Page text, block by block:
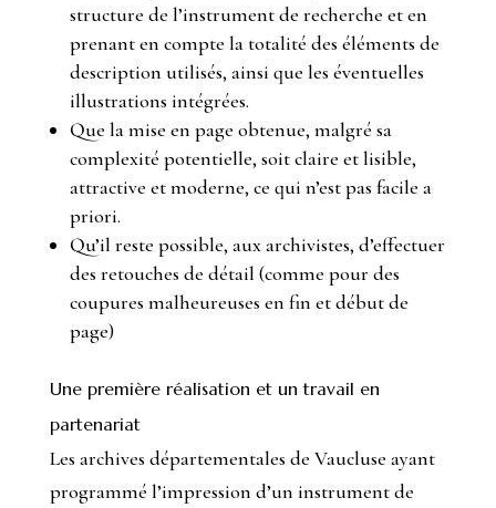
structure de l’instrument de recherche et en
prenant en compte la totalité des éléments de
description utilisés, ainsi que les éventuelles
illustrations intégrées.
Que la mise en page obtenue, malgré sa
complexité potentielle, soit claire et lisible,
attractive et moderne, ce qui n’est pas facile a
priori.
Qu’il reste possible, aux archivistes, d’effectuer
des retouches de détail (comme pour des
coupures malheureuses en fin et début de
page)
Une première réalisation et un travail en
partenariat
Les archives départementales de Vaucluse ayant
programmé l’impression d’un instrument de